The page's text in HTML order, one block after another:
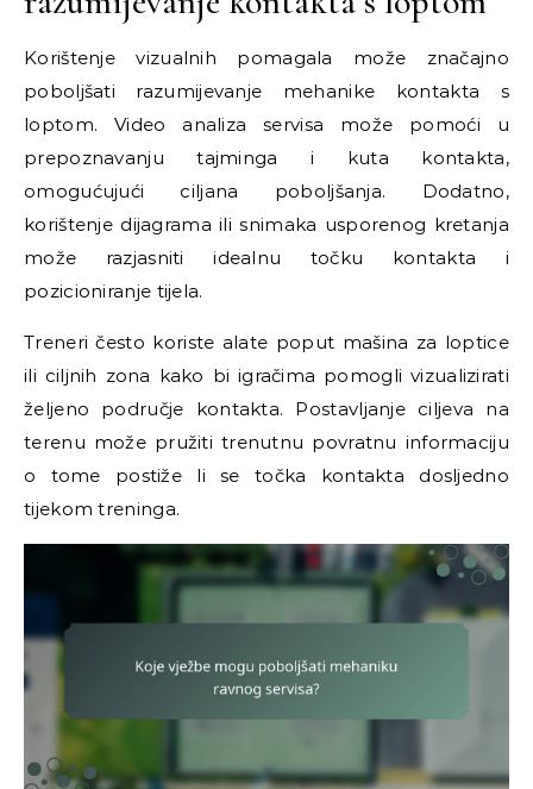
Korištenje vizualnih pomagala može značajno
poboljšati razumijevanje mehanike kontakta s
loptom. Video analiza servisa može pomoći u
prepoznavanju tajminga i kuta kontakta,
omogućujući ciljana poboljšanja. Dodatno,
korištenje dijagrama ili snimaka usporenog kretanja
može razjasniti idealnu točku kontakta i
pozicioniranje tijela.
Treneri često koriste alate poput mašina za loptice
ili ciljnih zona kako bi igračima pomogli vizualizirati
željeno područje kontakta. Postavljanje ciljeva na
terenu može pružiti trenutnu povratnu informaciju
o tome postiže li se točka kontakta dosljedno
tijekom treninga.